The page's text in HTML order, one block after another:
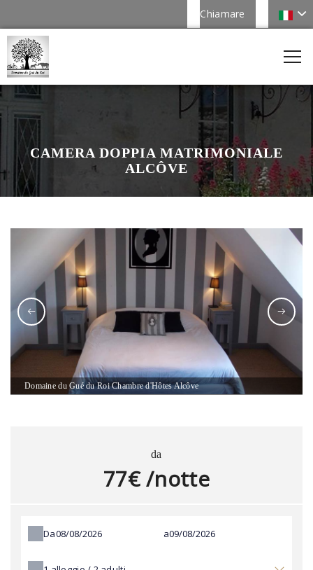
Chiamare
CAMERA DOPPIA MATRIMONIALE
ALCÔVE
Domaine du Gué du Roi Chambre d'Hôtes Alcôve
da
77€ /notte
Da a